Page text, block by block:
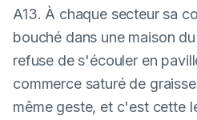
A13. À chaque secteur sa
bouché dans une maison
refuse de s'écouler en
commerce saturé de
même geste, et c'est cette